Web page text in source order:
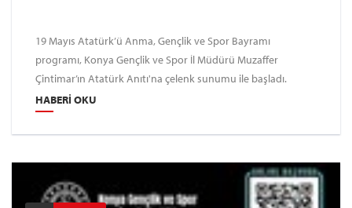
19 Mayıs Atatürk’ü Anma, Gençlik ve Spor Bayramı
programı, Konya Gençlik ve Spor İl Müdürü Muzaffer
Çintimar’ın Atatürk Anıtı'na çelenk sunumu ile başladı.
HABERI OKU